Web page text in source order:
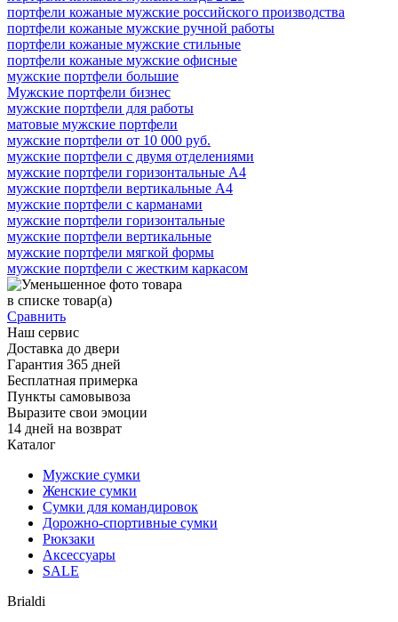
портфели кожаные мужские российского производства
портфели кожаные мужские ручной работы
портфели кожаные мужские стильные
портфели кожаные мужские офисные
мужские портфели большие
Мужские портфели бизнес
мужские портфели для работы
матовые мужские портфели
мужские портфели от 10 000 руб.
мужские портфели с двумя отделениями
мужские портфели горизонтальные А4
мужские портфели вертикальные А4
мужские портфели с карманами
мужские портфели горизонтальные
мужские портфели вертикальные
мужские портфели мягкой формы
мужские портфели с жестким каркасом
в списке товар(а)
Сравнить
Наш сервис
Доставка до двери
Гарантия 365 дней
Бесплатная примерка
Пункты самовывоза
Выразите свои эмоции
14 дней на возврат
Каталог
Мужские сумки
Женские сумки
Сумки для командировок
Дорожно-спортивные сумки
Рюкзаки
Аксессуары
SALE
Brialdi